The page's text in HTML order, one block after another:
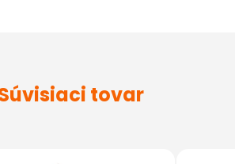
tovar